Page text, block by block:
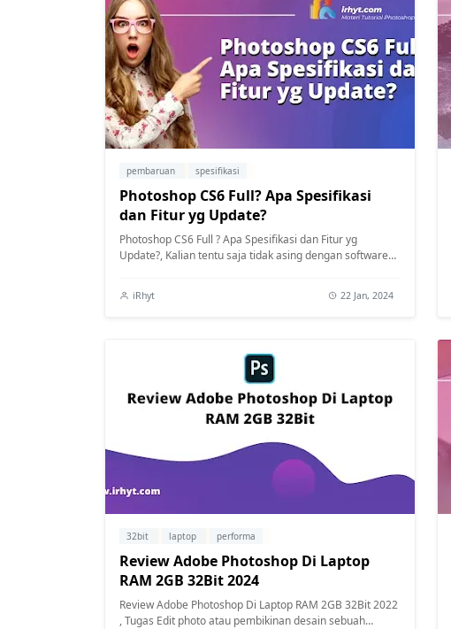
pembaruan spesifikasi
Photoshop CS6 Full? Apa Spesifikasi
dan Fitur yg Update?
Photoshop CS6 Full ? Apa Spesifikasi dan Fitur yg
Update?, Kalian tentu saja tidak asing dengan software
iRhyt 22 Jan, 2024
32bit laptop performa
Review Adobe Photoshop Di Laptop
RAM 2GB 32Bit 2024
Review Adobe Photoshop Di Laptop RAM 2GB 32Bit 2022
, Tugas Edit photo atau pembikinan desain sebuah